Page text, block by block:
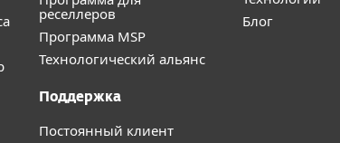
реселлеров
Программа MSP
Технологический альянс
Поддержка
Постоянный клиент
Блог